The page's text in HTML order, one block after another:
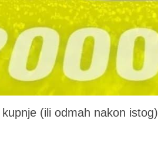
(ili odmah nakon istog)